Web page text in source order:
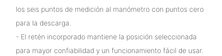
los seis puntos de medición al manómetro con puntos cero
para la descarga.
- El retén incorporado mantiene la posición seleccionada
para mayor confiabilidad y un funcionamiento fácil de usar.